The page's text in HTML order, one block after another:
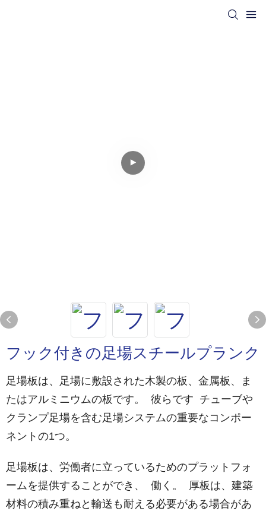
フック付きの足場スチールプランク
足場板は、足場に敷設された木製の板、金属板、ま
たはアルミニウムの板です。 彼らです チューブや
クランプ足場を含む足場システムの重要なコンポー
ネントの1つ。
足場板は、労働者に立っているためのプラットフォ
ームを提供することができ、 働く。 厚板は、建築
材料の積み重ねと輸送も耐える必要がある場合があ